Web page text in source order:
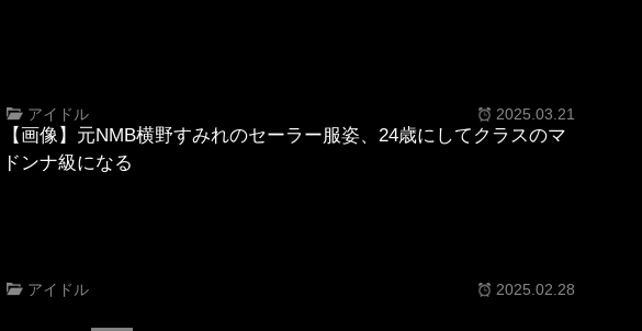
アイドル 2025.03.21
【画像】元NMB横野すみれのセーラー服姿、24歳にしてクラスのマ
ドンナ級になる
アイドル 2025.02.28